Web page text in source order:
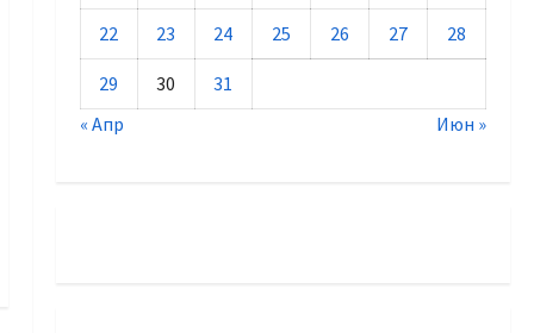
22 23 24 25 26 27 28
29 30
31
« Апр
Июн »